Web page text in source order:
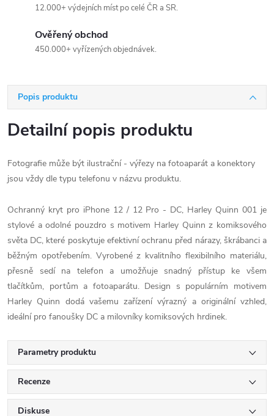
12.000+ výdejních míst po celé ČR a SR.
Ověřený obchod
450.000+ vyřízených objednávek.
Popis produktu
Detailní popis produktu
Fotografie může být ilustrační - výřezy na fotoaparát a konektory
jsou vždy dle typu telefonu v názvu produktu.
Ochranný kryt pro iPhone 12 / 12 Pro - DC, Harley Quinn 001 je
stylové a odolné pouzdro s motivem Harley Quinn z komiksového
světa DC, které poskytuje efektivní ochranu před nárazy, škrábanci a
běžným opotřebením. Vyrobené z kvalitního flexibilního materiálu,
přesně sedí na telefon a umožňuje snadný přístup ke všem
tlačítkům, portům a fotoaparátu. Design s populárním motivem
Harley Quinn dodá vašemu zařízení výrazný a originální vzhled,
ideální pro fanoušky DC a milovníky komiksových hrdinek.
Parametry produktu
Recenze
Diskuse